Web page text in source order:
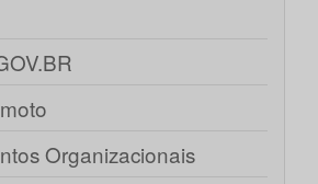
Organizacionais